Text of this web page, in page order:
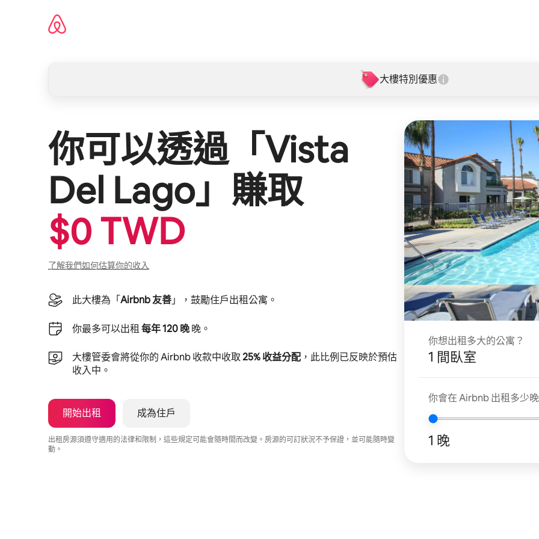
大樓特別優惠
你可以透過「Vista
Del Lago」賺取
$0TWD
了解我們如何估算你的收入
此大樓為「Airbnb 友善」，鼓勵住戶出租公寓。
你最多可以出租 每年 120 晚晚。
大樓管委會將從你的 Airbnb 收款中收取25% 收益分配 ，此比例已反映於預估
收入中。
開始出租 成為住戶
出租房源須遵守適用的法律和限制，這些規定可能會隨時間而改變。房源的可訂狀況不予保證，並可能隨時變
動。
你想出租多大的公寓？
1 間臥室
你會在 Airbnb 出租多少
1 晚